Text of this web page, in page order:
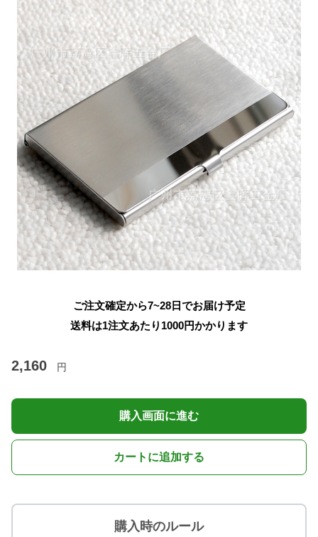
ご注文確定から7~28日でお届け予定
送料は1注文あたり 1000円かかります
2,160 円
購入画面に進む
カートに追加する
購入時のルール